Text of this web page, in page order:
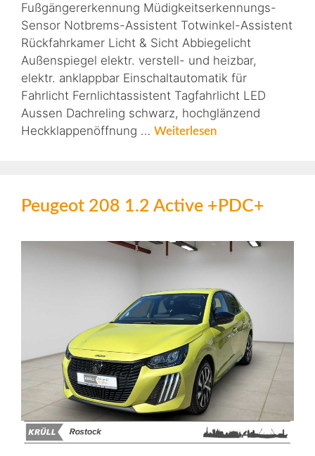
Fußgängererkennung Müdigkeitserkennungs-
Sensor Notbrems-Assistent Totwinkel-Assistent
Rückfahrkamer Licht & Sicht Abbiegelicht
Außenspiegel elektr. verstell- und heizbar,
elektr. anklappbar Einschaltautomatik für
Fahrlicht Fernlichtassistent Tagfahrlicht LED
Aussen Dachreling schwarz, hochglänzend
Heckklappenöffnung … Weiterlesen
Peugeot 208 1.2 Active +PDC+